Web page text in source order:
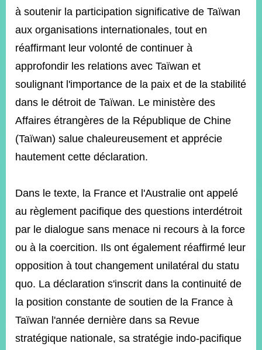
Minister's
Mailbox
Fan
Page
LINE
Twitter)
YouTube
RSS
Accessibility
Policy
Government
Open
Information
Announcement
Contact
Us
à soutenir la participation significative de Taïwan
aux organisations internationales, tout en
réaffirmant leur volonté de continuer à
approfondir les relations avec Taïwan et
soulignant l'importance de la paix et de la stabilité
dans le détroit de Taïwan. Le ministère des
Affaires étrangères de la République de Chine
(Taïwan) salue chaleureusement et apprécie
hautement cette déclaration.
Dans le texte, la France et l'Australie ont appelé
au règlement pacifique des questions interdétroit
par le dialogue sans menace ni recours à la force
ou à la coercition. Ils ont également réaffirmé leur
opposition à tout changement unilatéral du statu
quo. La déclaration s'inscrit dans la continuité de
la position constante de soutien de la France à
Taïwan l'année dernière dans sa Revue
stratégique nationale, sa stratégie indo-pacifique